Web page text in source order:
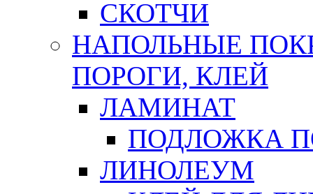
СКОТЧИ
НАПОЛЬНЫЕ
ПОРОГИ, КЛЕЙ
ЛАМИНАТ
ПОДЛОЖКА
ЛИНОЛЕУМ